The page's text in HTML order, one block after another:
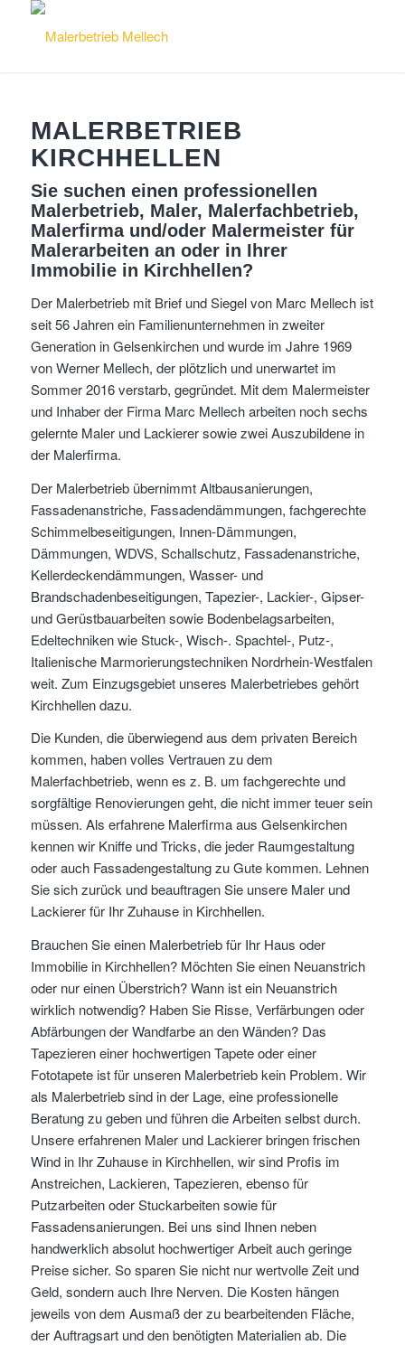
MALERBETRIEB
KIRCHHELLEN
Sie suchen einen professionellen
Malerbetrieb, Maler, Malerfachbetrieb,
Malerfirma und/oder Malermeister für
Malerarbeiten an oder in Ihrer
Immobilie in Kirchhellen?
Der Malerbetrieb mit Brief und Siegel von Marc Mellech ist
seit 56 Jahren ein Familienunternehmen in zweiter
Generation in Gelsenkirchen und wurde im Jahre 1969
von Werner Mellech, der plötzlich und unerwartet im
Sommer 2016 verstarb, gegründet. Mit dem Malermeister
und Inhaber der Firma Marc Mellech arbeiten noch sechs
gelernte Maler und Lackierer sowie zwei Auszubildene in
der Malerfirma.
Der Malerbetrieb übernimmt Altbausanierungen,
Fassadenanstriche, Fassadendämmungen, fachgerechte
Schimmelbeseitigungen, Innen-Dämmungen,
Dämmungen, WDVS, Schallschutz, Fassadenanstriche,
Kellerdeckendämmungen, Wasser- und
Brandschadenbeseitigungen, Tapezier-, Lackier-, Gipser-
und Gerüstbauarbeiten sowie Bodenbelagsarbeiten,
Edeltechniken wie Stuck-, Wisch-. Spachtel-, Putz-,
Italienische Marmorierungstechniken Nordrhein-Westfalen
weit. Zum Einzugsgebiet unseres Malerbetriebes gehört
Kirchhellen dazu.
Die Kunden, die überwiegend aus dem privaten Bereich
kommen, haben volles Vertrauen zu dem
Malerfachbetrieb, wenn es z. B. um fachgerechte und
sorgfältige Renovierungen geht, die nicht immer teuer sein
müssen. Als erfahrene Malerfirma aus Gelsenkirchen
kennen wir Kniffe und Tricks, die jeder Raumgestaltung
oder auch Fassadengestaltung zu Gute kommen. Lehnen
Sie sich zurück und beauftragen Sie unsere Maler und
Lackierer für Ihr Zuhause in Kirchhellen.
Brauchen Sie einen Malerbetrieb für Ihr Haus oder
Immobilie in Kirchhellen? Möchten Sie einen Neuanstrich
oder nur einen Überstrich? Wann ist ein Neuanstrich
wirklich notwendig? Haben Sie Risse, Verfärbungen oder
Abfärbungen der Wandfarbe an den Wänden? Das
Tapezieren einer hochwertigen Tapete oder einer
Fototapete ist für unseren Malerbetrieb kein Problem. Wir
als Malerbetrieb sind in der Lage, eine professionelle
Beratung zu geben und führen die Arbeiten selbst durch.
Unsere erfahrenen Maler und Lackierer bringen frischen
Wind in Ihr Zuhause in Kirchhellen, wir sind Profis im
Anstreichen, Lackieren, Tapezieren, ebenso für
Putzarbeiten oder Stuckarbeiten sowie für
Fassadensanierungen. Bei uns sind Ihnen neben
handwerklich absolut hochwertiger Arbeit auch geringe
Preise sicher. So sparen Sie nicht nur wertvolle Zeit und
Geld, sondern auch Ihre Nerven. Die Kosten hängen
jeweils von dem Ausmaß der zu bearbeitenden Fläche,
der Auftragsart und den benötigten Materialien ab. Die